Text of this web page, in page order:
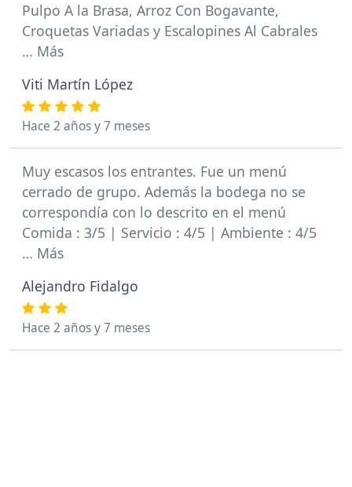
Pulpo A la Brasa, Arroz Con Bogavante,
Croquetas Variadas y Escalopines Al Cabrales
… Más
Viti Martín López
Hace 2 años y 7 meses
Muy escasos los entrantes. Fue un menú
cerrado de grupo. Además la bodega no se
correspondía con lo descrito en el menú
Comida : 3/5 | Servicio : 4/5 | Ambiente : 4/5
… Más
Alejandro Fidalgo
Hace 2 años y 7 meses